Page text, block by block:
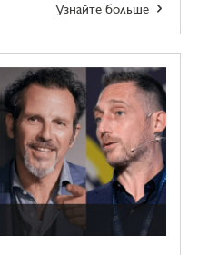
Узнайте больше